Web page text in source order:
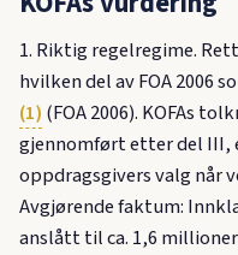
1. Riktig regelregime.
hvilken del av FOA 2006
(1) (FOA 2006). KOFAs
gjennomført etter del III,
oppdragsgivers valg når
Avgjørende faktum:
anslått til ca. 1,6